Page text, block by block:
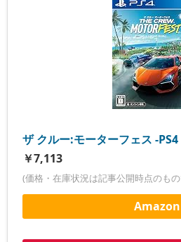
ザ クルー:モーターフェス -PS4
￥7,113
(価格・在庫状況は記事公開時点のも
Amazon